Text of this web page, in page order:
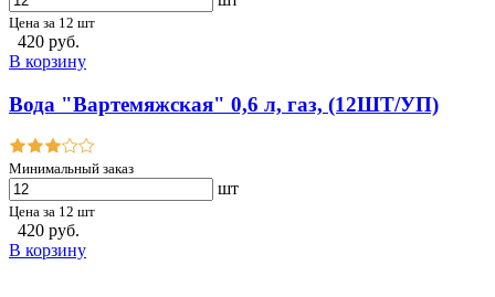
Цена за 12 шт
420 руб.
В корзину
Вода "Вартемяжская" 0,6 л, газ, (12ШТ/УП)
Минимальный заказ
шт
Цена за 12 шт
420 руб.
В корзину